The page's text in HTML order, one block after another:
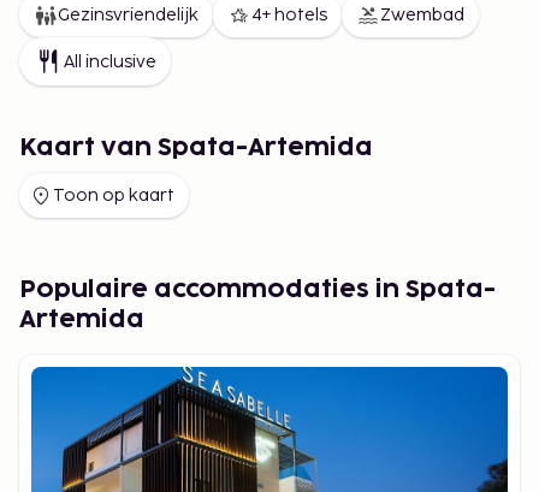
Gezinsvriendelijk 4+ hotels Zwembad
All inclusive
Kaart van Spata-Artemida
Toon op kaart
Populaire accommodaties in Spata-
Artemida